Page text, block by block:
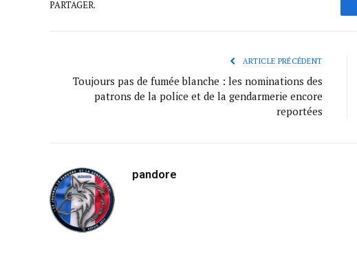
PARTAGER.
ARTICLE PRÉCÉDENT
Toujours pas de fumée blanche : les nominations des
patrons de la police et de la gendarmerie encore
reportées
pandore